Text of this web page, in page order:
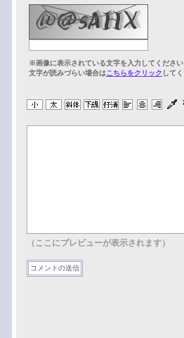
※画像に表示されている文字を入力してくださ
文字が読みづらい場合はこちらをクリック して
（ここにプレビューが表示されます）